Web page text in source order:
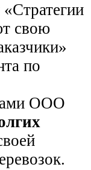
свою
по
ООО